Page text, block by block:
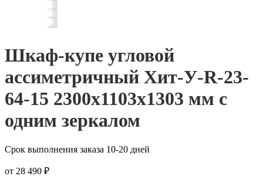
Шкаф-купе угловой
ассиметричный Хит-У-R-23-
64-15 2300x1103x1303 мм с
одним зеркалом
Срок выполнения заказа 10-20 дней
от 28 490 ₽